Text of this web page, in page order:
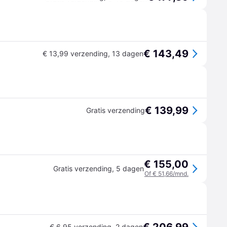
€ 13,99 verzending, 13 dagen€ 143,49
Gratis verzending€ 139,99
Gratis verzending, 5 dagen€ 155,00
Of € 51,66/mnd.